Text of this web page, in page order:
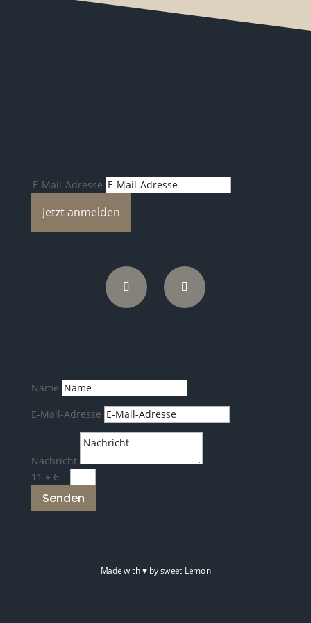
E-Mail-Adresse
Jetzt anmelden
Name
E-Mail-Adresse
Nachricht
11 + 6 =
Senden
Made with♥by sweet Lemon